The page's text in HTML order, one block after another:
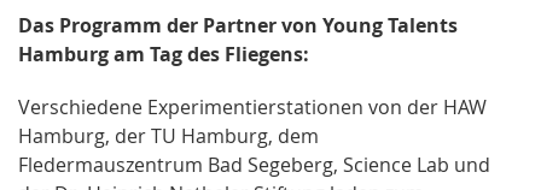
Das Programm der Partner von Young Talents
Hamburg am Tag des Fliegens:
Verschiedene Experimentierstationen von der HAW
Hamburg, der TU Hamburg, dem
Fledermauszentrum Bad Segeberg, Science Lab und